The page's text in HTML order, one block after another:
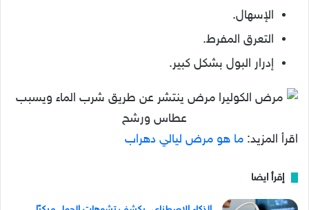
الإسهال.
التعرق المفرط.
إدرار البول بشكل كبير.
اقرأ المزيد: ما هو مرض ليالي دهراب
إقرأ ايضا